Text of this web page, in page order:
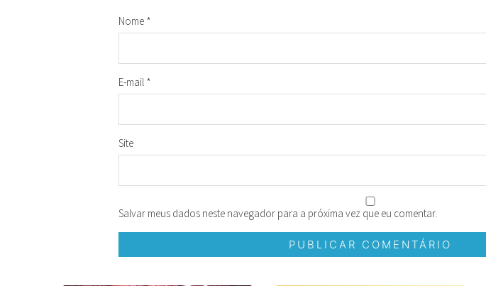
Nome *
E-mail *
Site
Salvar meus dados neste navegador para a próxima vez que eu comentar.